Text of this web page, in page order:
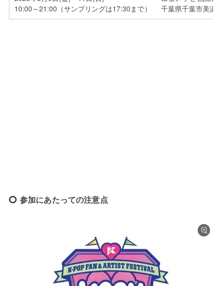
10:00～21:00（サンプリングは17:30まで）
千葉県千葉市美浜
参加にあたっての注意点